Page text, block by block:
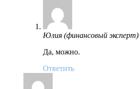
Юлия (финансовый эксперт)
Да, можно.
Ответить